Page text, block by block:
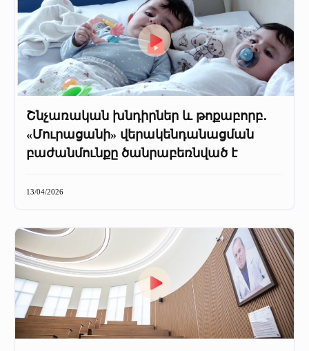
Շնչառական խնդիրներ և թոքաբորբ․
«Մուրացանի» վերակենդանացման
բաժանմունքը ծանրաբեռնված է
13/04/2026